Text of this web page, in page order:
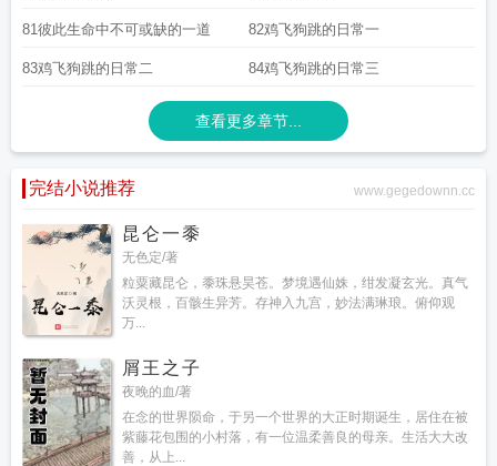
81彼此生命中不可或缺的一道 82鸡飞狗跳的日常一
83鸡飞狗跳的日常二 84鸡飞狗跳的日常三
查看更多章节...
完结小说推荐 www.gegedownn.cc
昆仑一黍
无色定/著
粒粟藏昆仑，黍珠悬昊苍。梦境遇仙姝，绀发凝玄光。真气
沃灵根，百骸生异芳。存神入九宫，妙法满琳琅。俯仰观
万...
屑王之子
夜晚的血/著
在念的世界陨命，于另一个世界的大正时期诞生，居住在被
紫藤花包围的小村落，有一位温柔善良的母亲。生活大大改
善，从上...